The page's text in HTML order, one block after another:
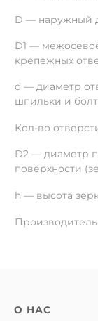
D — наружный
D1 —
крепежных
d — диаметр
шпильки и
Кол-во
D2 — диаметр
поверхности
h — высота
Производитель
О НАС